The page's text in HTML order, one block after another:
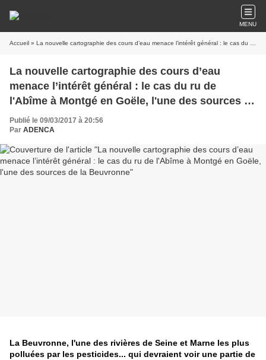
MENU
Accueil » La nouvelle cartographie des cours d’eau menace l’intérêt général : le cas du ru de l'Abîme à Montgé en Goële, l'une des sources de la Beuvronne
La nouvelle cartographie des cours d’eau
menace l’intérêt général : le cas du ru de
l'Abîme à Montgé en Goële, l'une des sources de
la Beuvronne
Publié le 09/03/2017 à 20:56
Par ADENCA
La Beuvronne, l'une des rivières de Seine et Marne les plus
polluées par les pesticides... qui devraient voir une partie de